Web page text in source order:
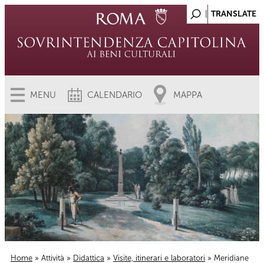
MENU CALENDARIO MAPPA
Home » Attività » Didattica » Visite, itinerari e laboratori » Meridiane